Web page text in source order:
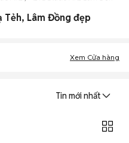
Tẻh, Lâm Đồng đẹp
Xem Cửa hàng
Tin mới nhất